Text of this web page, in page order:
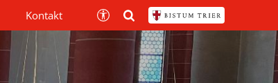
Kontakt